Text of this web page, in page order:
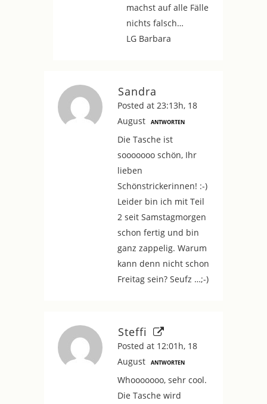
machst auf alle Fälle
nichts falsch…
LG Barbara
Sandra
Posted at 23:13h, 18
August
ANTWORTEN
Die Tasche ist
sooooooo schön, Ihr
lieben
Schönstrickerinnen! :-)
Leider bin ich mit Teil
2 seit Samstagmorgen
schon fertig und bin
ganz zappelig. Warum
kann denn nicht schon
Freitag sein? Seufz …;-)
Steffi
Posted at 12:01h, 18
August
ANTWORTEN
Whooooooo, sehr cool.
Die Tasche wird